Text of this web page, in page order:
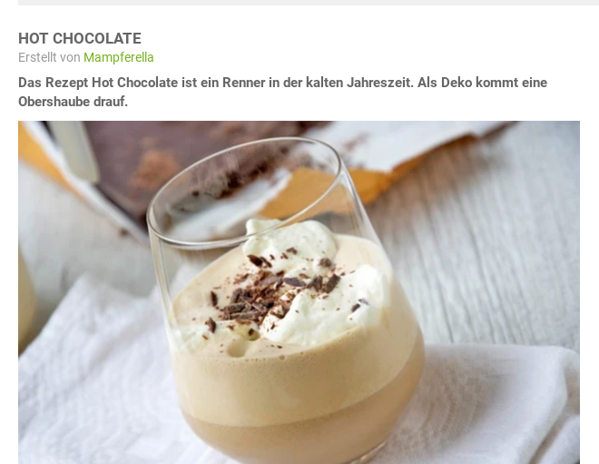
HOT CHOCOLATE
Erstellt von Mampferella
Das Rezept Hot Chocolate ist ein Renner in der kalten Jahreszeit. Als Deko kommt eine
Obershaube drauf.